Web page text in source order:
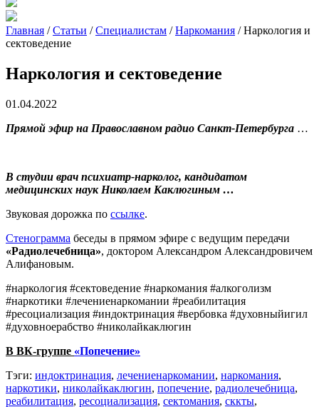
Главная /Статьи /Специалистам /Наркомания /Наркология и
сектоведение
Наркология и сектоведение
01.04.2022
Прямой эфир на Православном радио Санкт-Петербурга …
В студии врач психиатр-нарколог, кандидатом
медицинских наук Николаем Каклюгиным …
Звуковая дорожка по ссылке.
Стенограмма беседы в прямом эфире с ведущим передачи
«Радиолечебница», доктором Александром Александровичем
Алифановым.
#наркология #сектоведение #наркомания #алкоголизм
#наркотики #лечениенаркомании #реабилитация
#ресоциализация #индоктринация #вербовка #духовныйигил
#духовноерабство #николайкаклюгин
В ВК-группе «Попечение»
Тэги: индоктринация, лечениенаркомании, наркомания,
наркотики, николайкаклюгин, попечение, радиолечебница,
реабилитация, ресоциализация, сектомания, сккты,